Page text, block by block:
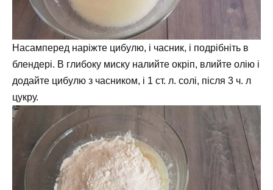
Насамперед наріжте цибулю, і часник, і подрібніть в
блендері. В глибоку миску налийте окріп, влийте олію і
додайте цибулю з часником, і 1 ст. л. солі, після 3 ч. л
цукру.